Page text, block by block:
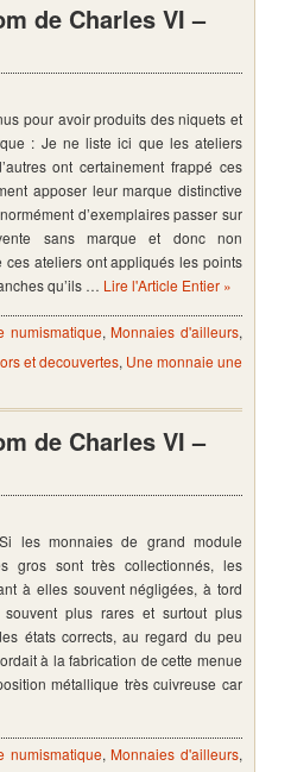
de Charles VI –
pour avoir produits des niquets et
: Je ne liste ici que les ateliers
ont certainement frappé ces
apposer leur marque distinctive
d’exemplaires passer sur
sans marque et donc non
ces ateliers ont appliqués les points
qu’ils … Lire l'Article Entier »
numismatique,Monnaies d'ailleurs,
et decouvertes, Une monnaie une
de Charles VI –
les monnaies de grand module
gros sont très collectionnés, les
à elles souvent négligées, à tord
plus rares et surtout plus
états corrects, au regard du peu
à la fabrication de cette menue
métallique très cuivreuse car
numismatique,Monnaies d'ailleurs,